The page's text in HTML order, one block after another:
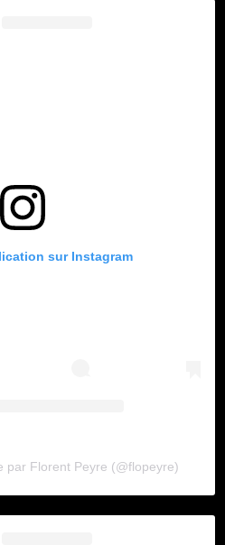
sur Instagram
par Florent Peyre (@flopeyre)